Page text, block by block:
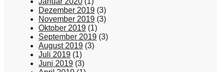
Dezember 2019 (3)
November 2019 (3)
Oktober 2019 (1)
September 2019 (3)
August 2019 (3)
Juli 2019 (1)
Juni 2019 (3)